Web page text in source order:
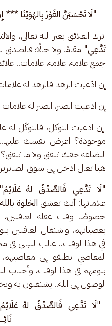
"لَا تَحْسَبَنَّ الفَوْزَ بِالهُوَيْنَا
اترك العلائق بغير الله تعالى،
تَدَّعِي" مقامًا ولا حالًا؛ فالصدق
جمع علامة، علامة، علامات..
إن ادّعيت الزهد فالزهد له
إن ادعيت الصبر، الصبر له علامات
إن ادعيت التوكل، فالتوكّل
موجودة؟ اعرض نفسك
البضاعة حقك تنفق ولا ما
هيا تعال ادخل إلى سوق
"لَا   تَدَّعِي   فَالصِّدْقُ   لهْ  عَلَائِمْ"
علاماتها: أنك تعشق الخلوة بالله
خصوصًا وقت غفلة الغافلين،
بعصيانهم، واشتغال الغافلين
في هذا الوقت.. غالب الليالي في
المعاصي انطلقوا إلى معاصيهم،
بنومهم في هذا الوقت، وأحباب
الوصول إلى الله.. يشتغلون به
"لَا   تَدَّعِي   فَالصِّدْقُ   لهْ